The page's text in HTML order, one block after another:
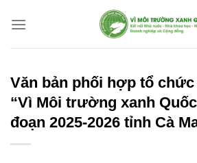
qua
Văn bản phối hợp tổ
“Vì Môi trường xanh
đoạn 2025-2026 tỉnh Cà